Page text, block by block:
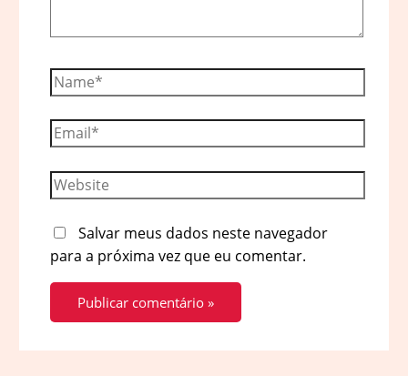
Name*
Email*
Website
Salvar meus dados neste navegador
para a próxima vez que eu comentar.